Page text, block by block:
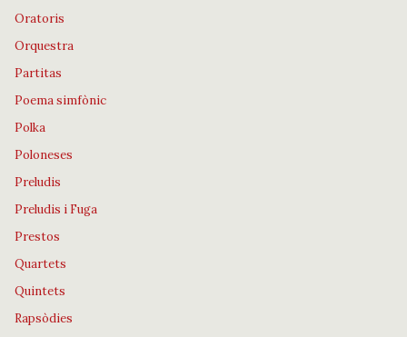
Oratoris
Orquestra
Partitas
Poema simfònic
Polka
Poloneses
Preludis
Preludis i Fuga
Prestos
Quartets
Quintets
Rapsòdies